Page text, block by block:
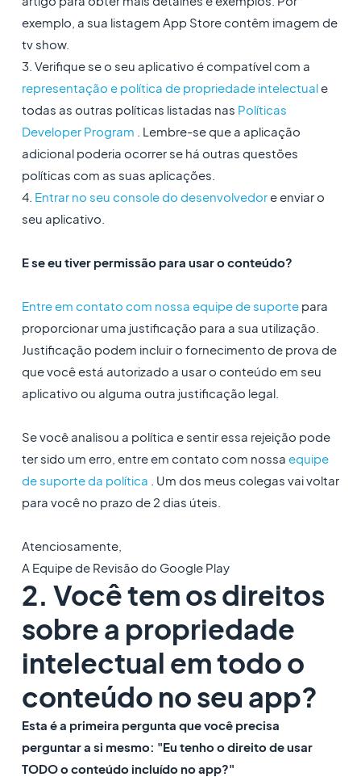
exemplo, a sua listagem App Store contêm imagem de
tv show.
3. Verifique se o seu aplicativo é compatível com a
representação e política de propriedade intelectuale
todas as outras políticas listadas nas Políticas
Developer Program . Lembre-se que a aplicação
adicional poderia ocorrer se há outras questões
políticas com as suas aplicações.
4. Entrar no seu console do desenvolvedore enviar o
seu aplicativo.
E se eu tiver permissão para usar o conteúdo?
Entre em contato com nossa equipe de suportepara
proporcionar uma justificação para a sua utilização.
Justificação podem incluir o fornecimento de prova de
que você está autorizado a usar o conteúdo em seu
aplicativo ou alguma outra justificação legal.
Se você analisou a política e sentir essa rejeição pode
ter sido um erro, entre em contato com nossa equipe
de suporte da política . Um dos meus colegas vai voltar
para você no prazo de 2 dias úteis.
Atenciosamente,
A Equipe de Revisão do Google Play
2. Você tem os direitos
sobre a propriedade
intelectual em todo o
conteúdo no seu app?
Esta é a primeira pergunta que você precisa
perguntar a si mesmo: "Eu tenho o direito de usar
TODO o conteúdo incluído no app?"